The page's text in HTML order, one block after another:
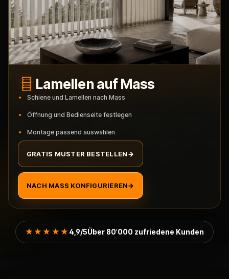
Lamellen auf Mass
Schiene und Lamellen nach Mass
Öffnung und Bedienseite festlegen
Montage passend auswählen
GRATIS MUSTER BESTELLEN →
NACH MASS KONFIGURIEREN→
★★★★★ 4,9/5Über 80'000 zufriedene Kunden